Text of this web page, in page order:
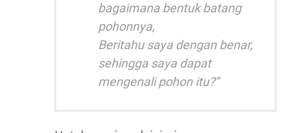
bagaimana bentuk batang
pohonnya,
Beritahu saya dengan benar,
sehingga saya dapat
mengenali pohon itu?”